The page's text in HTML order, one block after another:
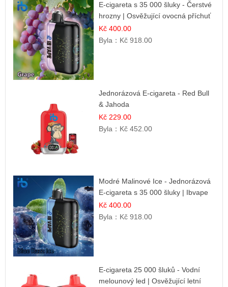
E-cigareta s 35 000 šluky - Čerstvé
hrozny | Osvěžující ovocná příchuť
Kč 400.00
Byla： Kč 918.00
Jednorázová E-cigareta - Red Bull
& Jahoda
Kč 229.00
Byla： Kč 452.00
Modré Malinové Ice - Jednorázová
E-cigareta s 35 000 šluky | Ibvape
Kč 400.00
Byla： Kč 918.00
E-cigareta 25 000 šluků - Vodní
melounový led | Osvěžující letní